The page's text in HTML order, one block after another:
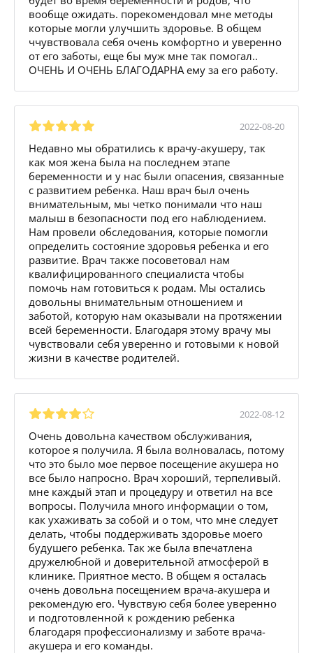
вообще ожидать. порекомендовал мне методы
которые могли улучшить здоровье. В общем
ччувствовала себя очень комфортно и уверенно
от его заботы, еще бы муж мне так помогал..
ОЧЕНЬ И ОЧЕНЬ БЛАГОДАРНА ему за его работу.
2022-08-20
Недавно мы обратились к врачу-акушеру, так
как моя жена была на последнем этапе
беременности и у нас были опасения, связанные
с развитием ребенка. Наш врач был очень
внимательным, мы четко понимали что наш
малыш в безопасности под его наблюдением.
Нам провели обследования, которые помогли
определить состояние здоровья ребенка и его
развитие. Врач также посоветовал нам
квалифицированного специалиста чтобы
помочь нам готовиться к родам. Мы остались
довольны внимательным отношением и
заботой, которую нам оказывали на протяжении
всей беременности. Благодаря этому врачу мы
чувствовали себя уверенно и готовыми к новой
жизни в качестве родителей.
2022-08-12
Очень довольна качеством обслуживания,
которое я получила. Я была волновалась, потому
что это было мое первое посещение акушера но
все было напросно. Врач хороший, терпеливый.
мне каждый этап и процедуру и ответил на все
вопросы. Получила много информации о том,
как ухаживать за собой и о том, что мне следует
делать, чтобы поддерживать здоровье моего
будушего ребенка. Так же была впечатлена
дружелюбной и доверительной атмосферой в
клинике. Приятное место. В общем я осталась
очень довольна посещением врача-акушера и
рекомендую его. Чувствую себя более уверенно
и подготовленной к рождению ребенка
благодаря профессионализму и заботе врача-
акушера и его команды.